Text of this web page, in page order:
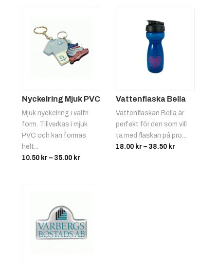
Nyckelring Mjuk PVC
Mjuk nyckelring i valfri
form. Tillverkas i mjuk
PVC och kan formas
helt...
10.50 kr – 35.00 krPrisintervall:
Vattenflaska Bella
Vattenflaskan Bella är
perfekt för den som vill
ta med flaskan på pro...
18.00 kr – 38.50 kr